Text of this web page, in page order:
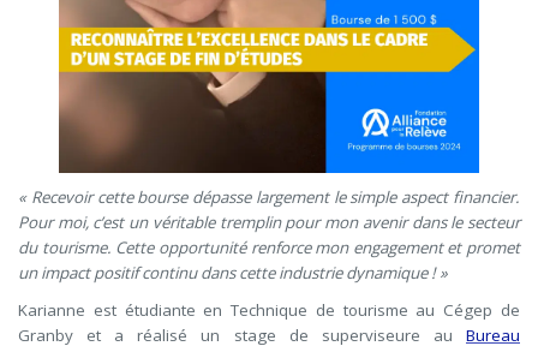
« Recevoir cette bourse dépasse largement le simple aspect financier.
Pour moi, c’est un véritable tremplin pour mon avenir dans le secteur
du tourisme. Cette opportunité renforce mon engagement et promet
un impact positif continu dans cette industrie dynamique ! »
Karianne est étudiante en Technique de tourisme au Cégep de
Granby et a réalisé un stage de superviseure au Bureau